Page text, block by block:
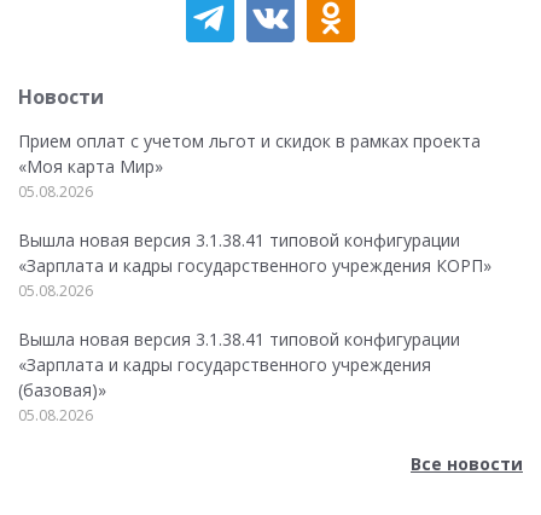
Новости
Прием оплат с учетом льгот и скидок в рамках проекта
«Моя карта Мир»
05.08.2026
Вышла новая версия 3.1.38.41 типовой конфигурации
«Зарплата и кадры государственного учреждения КОРП»
05.08.2026
Вышла новая версия 3.1.38.41 типовой конфигурации
«Зарплата и кадры государственного учреждения
(базовая)»
05.08.2026
Все новости